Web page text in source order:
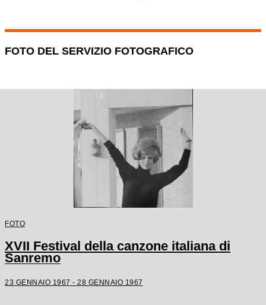
FOTO DEL SERVIZIO FOTOGRAFICO
FOTO
XVII Festival della canzone italiana di
Sanremo
23 GENNAIO 1967 - 28 GENNAIO 1967